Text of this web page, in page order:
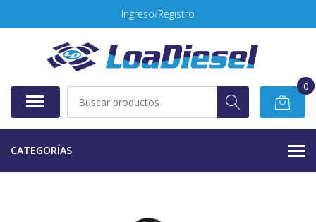
Ingreso/Registro
0
CATEGORÍAS